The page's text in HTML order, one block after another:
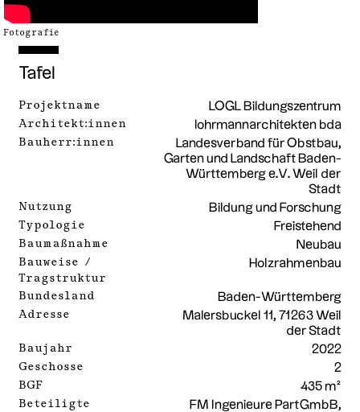
Fotografie
Tafel
Projektname
LOGL Bildungszentrum
Architekt:innen
lohrmannarchitekten bda
Bauherr:innen
Landesverband für Obstbau,
Garten und Landschaft Baden-
Württemberg e.V. Weil der
Stadt
Nutzung
Bildung und Forschung
Typologie
Freistehend
Baumaßnahme
Neubau
Bauweise /
Tragstruktur
Holzrahmenbau
Bundesland
Baden-Württemberg
Adresse
Malersbuckel 11, 71263 Weil
der Stadt
Baujahr
2022
Geschosse
2
BGF
435 m²
Beteiligte
FM Ingenieure PartGmbB,